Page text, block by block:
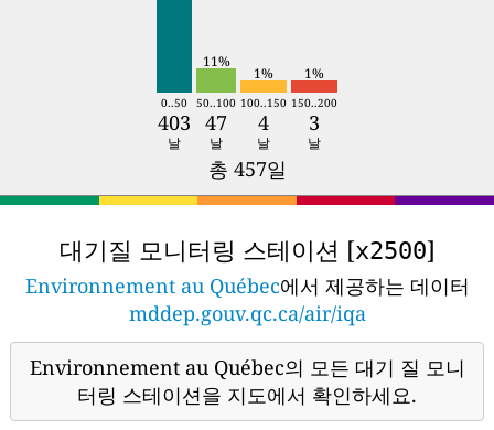
11%
1% 1%
0..50 50..100 100..150 150..200
403 47 4 3
날 날 날 날
총 457일
대기질 모니터링 스테이션 [x2500]
Environnement au Québec에서 제공하는 데이터
mddep.gouv.qc.ca/air/iqa
Environnement au Québec의 모든 대기 질 모니
터링 스테이션을 지도에서 확인하세요.